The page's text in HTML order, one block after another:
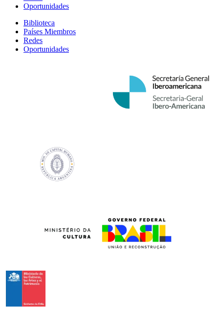
Oportunidades
Biblioteca
Países Miembros
Redes
Oportunidades